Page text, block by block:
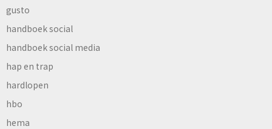
gusto
handboek social
handboek social media
hap en trap
hardlopen
hbo
hema